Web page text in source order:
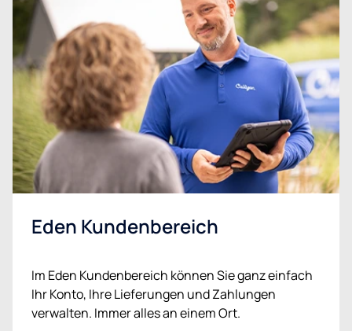
Eden Kundenbereich
Im Eden Kundenbereich können Sie ganz einfach
Ihr Konto, Ihre Lieferungen und Zahlungen
verwalten. Immer alles an einem Ort.